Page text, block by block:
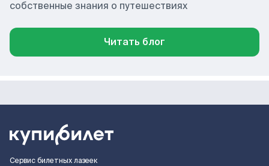
собственные знания о путешествиях
Читать блог
Сервис билетных лазеек